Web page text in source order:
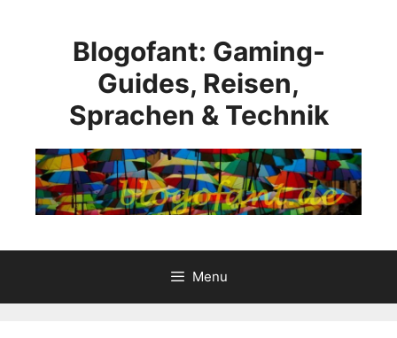
Blogofant: Gaming-
Guides, Reisen,
Sprachen & Technik
Menu